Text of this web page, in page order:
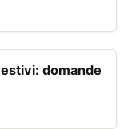
domande